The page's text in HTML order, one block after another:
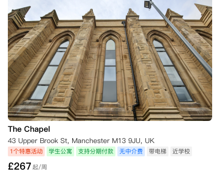
The Chapel
43 Upper Brook St, Manchester M13 9JU, UK
1个特惠活动 学生公寓 支持分期付款 无中介费 带电梯 近学校
£267起/周